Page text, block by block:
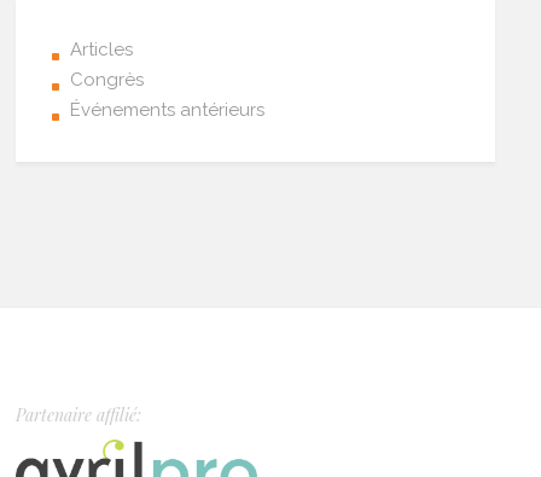
Articles
Congrès
Événements antérieurs
Partenaire affilié: